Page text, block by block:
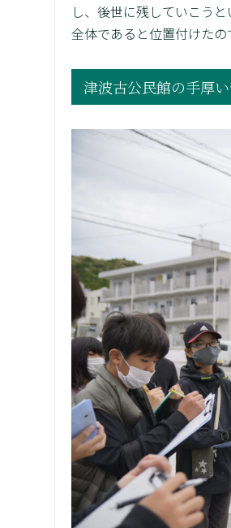
し、後世に残していこう
全体であると位置付けたの
津波古公民館の手厚